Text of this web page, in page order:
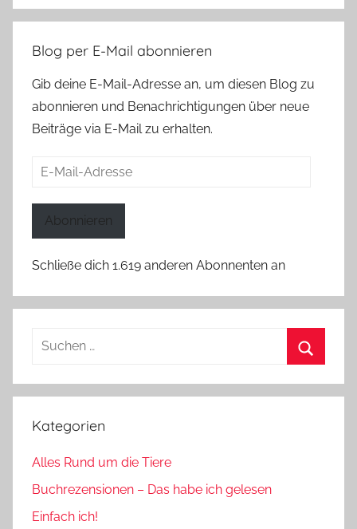
Blog per E-Mail abonnieren
Gib deine E-Mail-Adresse an, um diesen Blog zu
abonnieren und Benachrichtigungen über neue
Beiträge via E-Mail zu erhalten.
E-
Abonnieren
Schließe dich 1.619 anderen Abonnenten an
Suchen
Kategorien
Alles Rund um die Tiere
Buchrezensionen – Das habe ich gelesen
Einfach ich!